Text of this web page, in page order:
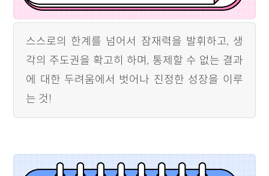
스스로의 한계를 넘어서 잠재력을 발휘하고, 생
각의 주도권을 확고히 하며, 통제할 수 없는 결과
에 대한 두려움에서 벗어나 진정한 성장을 이루
는 것!